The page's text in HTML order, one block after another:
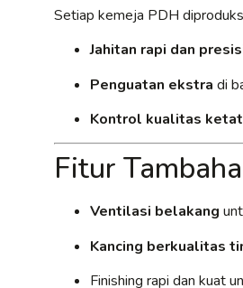
Setiap kemeja PDH
Jahitan rapi dan
Penguatan ekstra di
Kontrol kualitas ketat
Fitur
Ventilasi belakang
Kancing berkualitas
Finishing rapi dan kuat